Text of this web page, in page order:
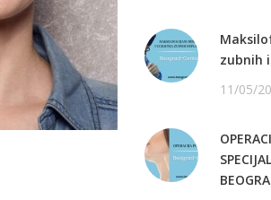
zubnih
11/05/